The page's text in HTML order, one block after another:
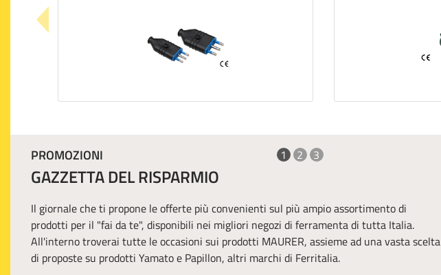
PROMOZIONI 1 2 3
GAZZETTA DEL RISPARMIO
Il giornale che ti propone le offerte più convenienti sul più ampio assortimento di
prodotti per il "fai da te", disponibili nei migliori negozi di ferramenta di tutta Italia.
All'interno troverai tutte le occasioni sui prodotti MAURER, assieme ad una vasta scelta
di proposte su prodotti Yamato e Papillon, altri marchi di Ferritalia.